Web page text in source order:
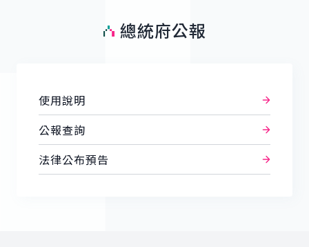
總統府公報
使用說明
公報查詢
法律公布預告